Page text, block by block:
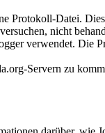
Protokoll-Datei.
nicht
verwendet. Die
Servern zu